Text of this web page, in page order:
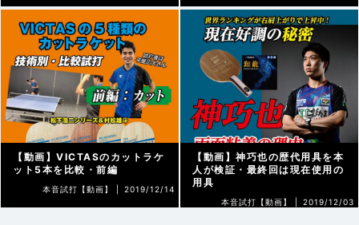
【動画】VICTASのカットラケ
ット5本を比較・前編
本音試打【動画】 | 2019/12/14
【動画】神巧也の歴代用具を本
人が検証・最終回は現在使用の
用具
本音試打【動画】 | 2019/12/03